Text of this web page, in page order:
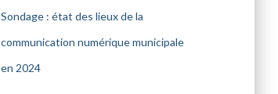
Sondage : état des lieux de la
communication numérique municipale
en 2024